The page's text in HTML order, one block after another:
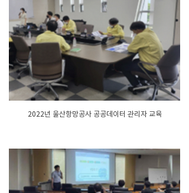
2022년 울산항망공사 공공데이터 관리자 교육